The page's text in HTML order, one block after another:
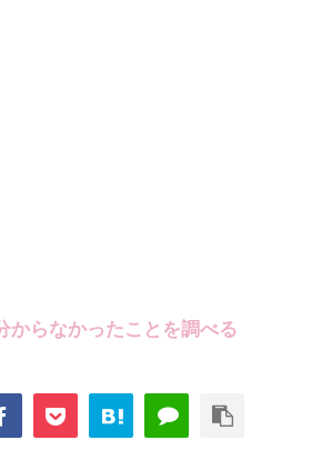
からなかったことを調べる